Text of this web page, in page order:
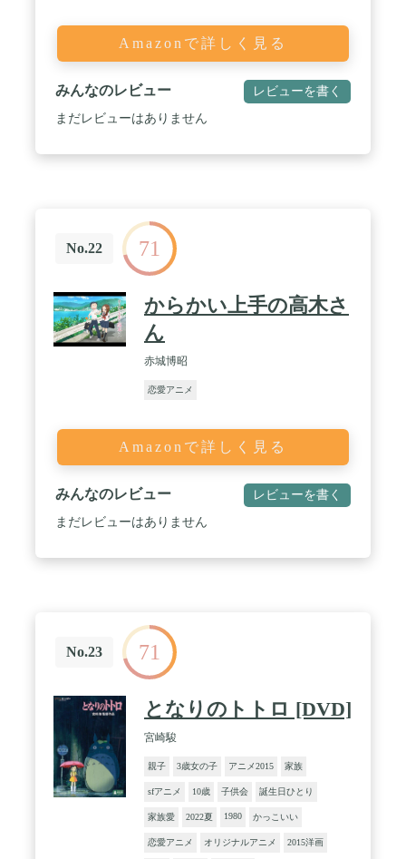
Amazonで詳しく見る
みんなのレビュー レビューを書く
まだレビューはありません
No.22 71
からかい上手の高木さ
ん
赤城博昭
恋愛アニメ
Amazonで詳しく見る
みんなのレビュー レビューを書く
まだレビューはありません
No.23 71
となりのトトロ [DVD]
宮崎駿
親子 3歳女の子 アニメ2015 家族
sfアニメ 10歳 子供会 誕生日ひとり
家族愛 2022夏 1980 かっこいい
恋愛アニメ オリジナルアニメ 2015洋画